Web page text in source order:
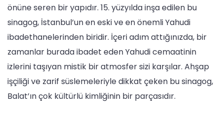
önüne seren bir yapıdır. 15. yüzyılda inşa edilen bu
sinagog, İstanbul’un en eski ve en önemli Yahudi
ibadethanelerinden biridir. İçeri adım attığınızda, bir
zamanlar burada ibadet eden Yahudi cemaatinin
izlerini taşıyan mistik bir atmosfer sizi karşılar. Ahşap
işçiliği ve zarif süslemeleriyle dikkat çeken bu sinagog,
Balat’ın çok kültürlü kimliğinin bir parçasıdır.